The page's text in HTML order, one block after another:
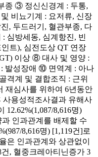
종 ③ 정신신경계 : 두통,
비뇨기계 : 요저류, 신장
, 두드러기, 혈관부종, 다
심방세동, 심계항진, 빈
트), 심전도상 QT 연장
이상 ⑧ 대사 및 영양 :
발성장애 ⑩ 면역계 : 아나
계 및 결합조직 : 근위
재심사를 위하여 6년동안
사용성적조사결과 유해사
8,616명)
인과관계를 배제할 수
8,616명) [1,119건]로
은 인과관계와 상관없이
건, 혈중크레아티닌증가 3